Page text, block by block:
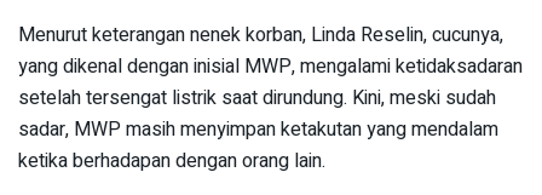
Menurut keterangan nenek korban, Linda Reselin, cucunya,
yang dikenal dengan inisial MWP, mengalami ketidaksadaran
setelah tersengat listrik saat dirundung. Kini, meski sudah
sadar, MWP masih menyimpan ketakutan yang mendalam
ketika berhadapan dengan orang lain.